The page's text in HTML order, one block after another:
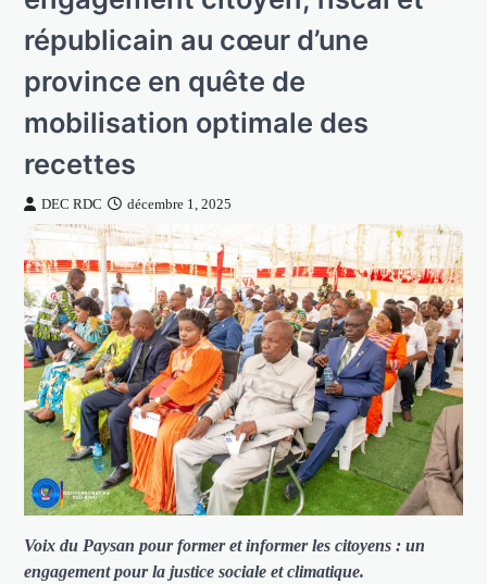
républicain au cœur d’une
province en quête de
mobilisation optimale des
recettes
DEC RDC décembre 1, 2025
Voix du Paysan pour former et informer les citoyens : un
engagement pour la justice sociale et climatique.